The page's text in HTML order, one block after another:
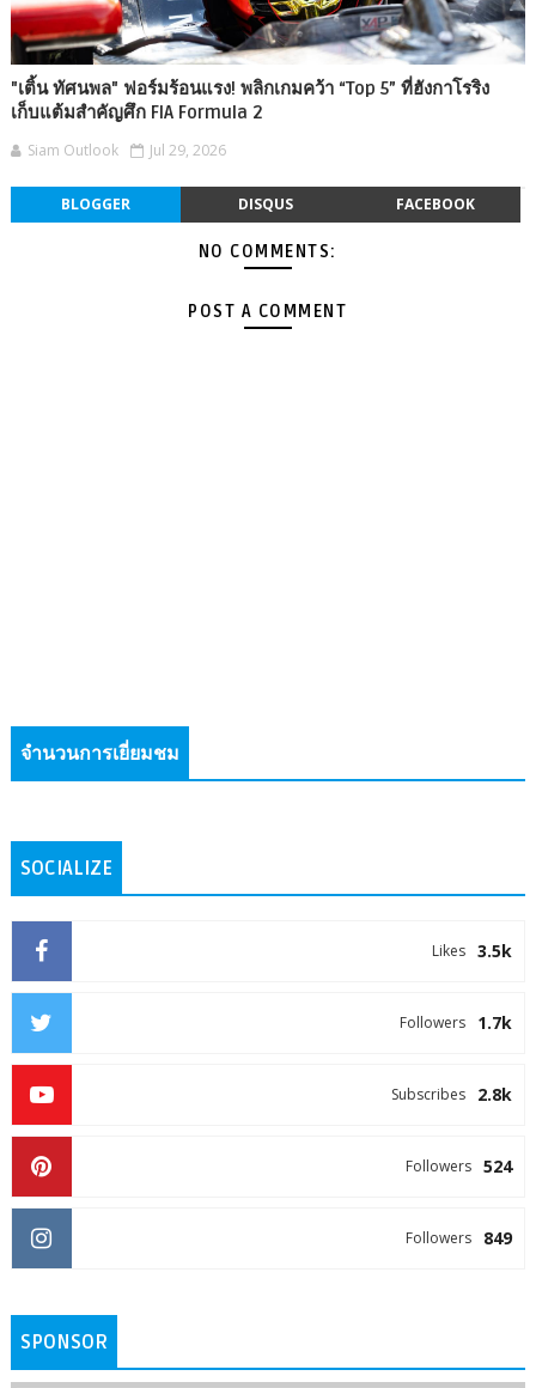
"เติ้น ทัศนพล" ฟอร์มร้อนแรง! พลิกเกมคว้า “Top 5” ที่ฮังกาโรริง
เก็บแต้มสำคัญศึก FIA Formula 2
Siam Outlook Jul 29, 2026
BLOGGER DISQUS FACEBOOK
NO COMMENTS:
POST A COMMENT
จำนวนการเยี่ยมชม
SOCIALIZE
3.5k
Likes
1.7k
Followers
2.8k
Subscribes
524
Followers
849
Followers
SPONSOR